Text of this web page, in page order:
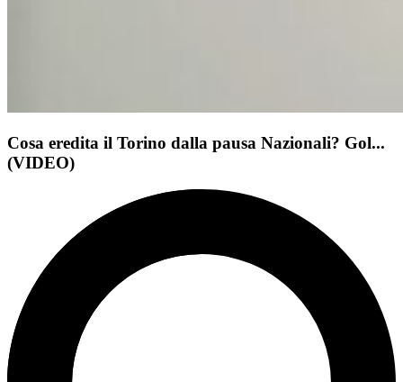
Cosa eredita il Torino dalla pausa Nazionali? Gol...
(VIDEO)